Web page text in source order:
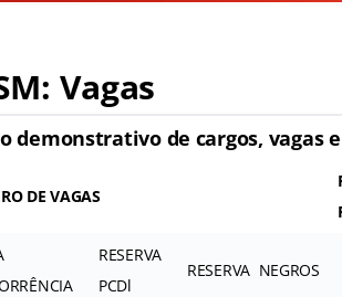
Vagas
demonstrativo de cargos, vagas
DE VAGAS
RESERVA
PCDl
RESERVA NEGROS